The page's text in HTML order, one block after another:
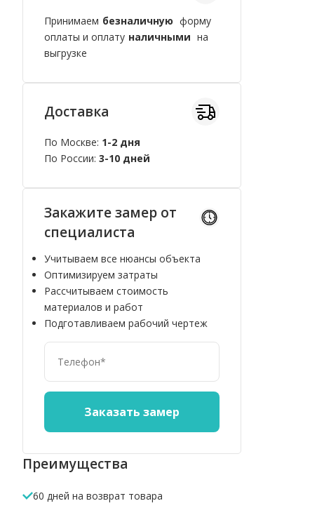
10% 10%
Принимаем безналичную форму
оплаты и оплату наличными на
выгрузке
Доставка
По Москве: 1-2 дня
По России: 3-10 дней
Закажите замер от
специалиста
Учитываем все нюансы объекта
Оптимизируем затраты
Рассчитываем стоимость
материалов и работ
Подготавливаем рабочий чертеж
Преимущества
60 дней на возврат товара